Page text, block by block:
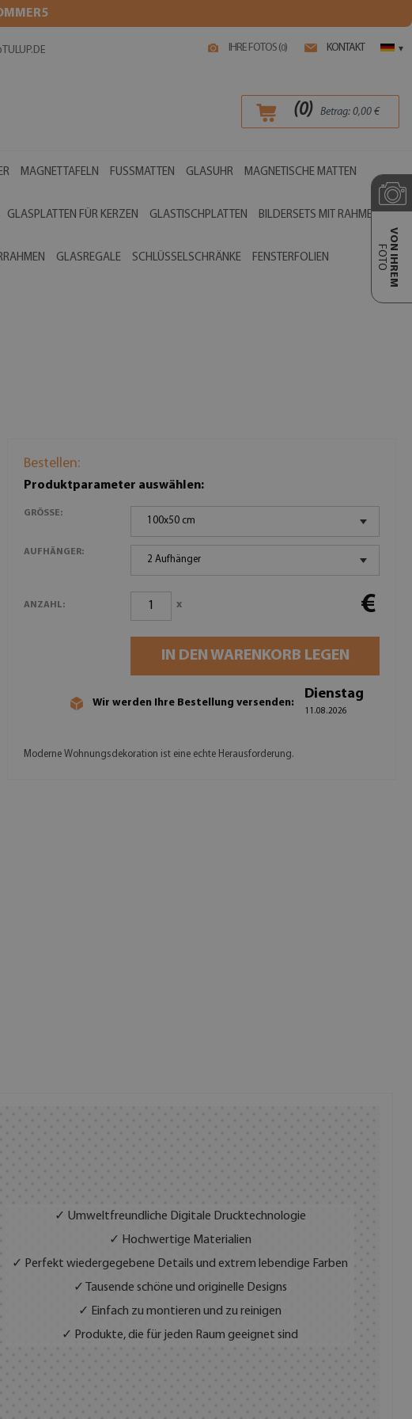
IHRE FOTOS (0) KONTAKT ▾
(0) Betrag: 0,00€
MAGNETTAFELN FUSSMATTEN GLASUHR MAGNETISCHE MATTEN
GLASPLATTEN FÜR KERZEN GLASTISCHPLATTEN BILDERSETS MIT RAHMEN
GLASREGALE SCHLÜSSELSCHRÄNKE FENSTERFOLIEN VON IHREM
FOTO
Bestellen:
Produktparameter auswählen:
GRÖSSE:
100x50 cm
AUFHÄNGER:
2 Aufhänger
ANZAHL: x €
IN DEN WARENKORB LEGEN
Wir werden Ihre Bestellung versenden:
Dienstag
11.08.2026
Moderne Wohnungsdekoration ist eine echte Herausforderung.
✓ Umweltfreundliche Digitale Drucktechnologie
✓ Hochwertige Materialien
✓ Perfekt wiedergegebene Details und extrem lebendige Farben
✓ Tausende schöne und originelle Designs
✓ Einfach zu montieren und zu reinigen
✓ Produkte, die für jeden Raum geeignet sind